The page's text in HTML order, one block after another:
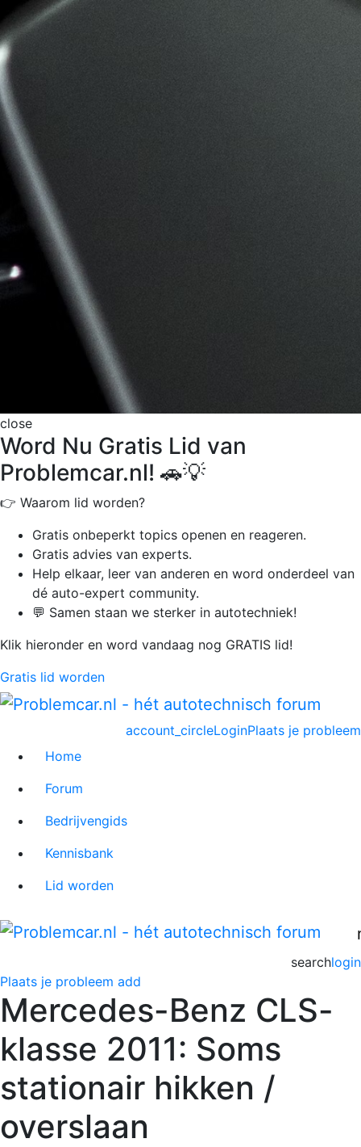
close
Word Nu Gratis Lid van
Problemcar.nl! 🚗💡
👉 Waarom lid worden?
Gratis onbeperkt topics openen en reageren.
Gratis advies van experts.
Help elkaar, leer van anderen en word onderdeel van
dé auto-expert community.
💬 Samen staan we sterker in autotechniek!
Klik hieronder en word vandaag nog GRATIS lid!
Gratis lid worden
Plaats je probleem
account_circleLogin
Home
Forum
Bedrijvengids
Kennisbank
Lid worden
login
search
Plaats je probleem add
Mercedes-Benz CLS-
klasse 2011: Soms
stationair hikken /
overslaan